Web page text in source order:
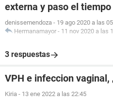
externa y paso el
denissemendoza - 19 ago 2020 a las
Hermanamayor - 11 nov 2020 a las
3 respuestas
VPH e infeccion vaginal,
Kiria - 13 ene 2022 a las 22:45